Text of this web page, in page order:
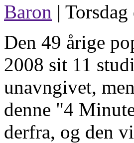
Baron |
Den 49 årige
2008 sit 11
unavngivet,
denne "4
derfra, og den